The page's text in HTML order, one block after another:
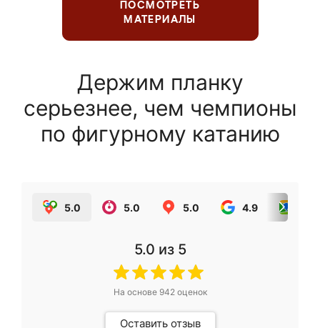
ПОСМОТРЕТЬ
МАТЕРИАЛЫ
Держим планку
серьезнее, чем чемпионы
по фигурному катанию
5.0 5.0 5.0 4.9
5.0 из 5
На основе 942оценок
Оставить отзыв